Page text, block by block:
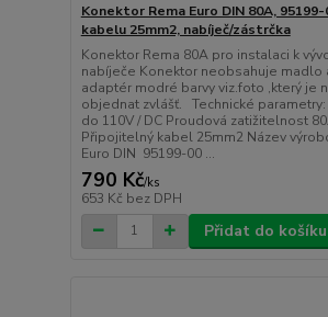
Konektor Rema Euro DIN 80A,
kabelu 25mm2, nabíječ/zástrčka
Konektor Rema 80A pro instalaci k
nabíječe Konektor neobsahuje madlo
adaptér modré barvy viz.foto ,který je
objednat zvlášť. Technické
do 110V / DC Proudová zatižitelnost
Připojitelný kabel 25mm2 Název
Euro DIN 95199-00 ...
790 Kč/ks
653 Kč bez DPH
Přidat do košíku